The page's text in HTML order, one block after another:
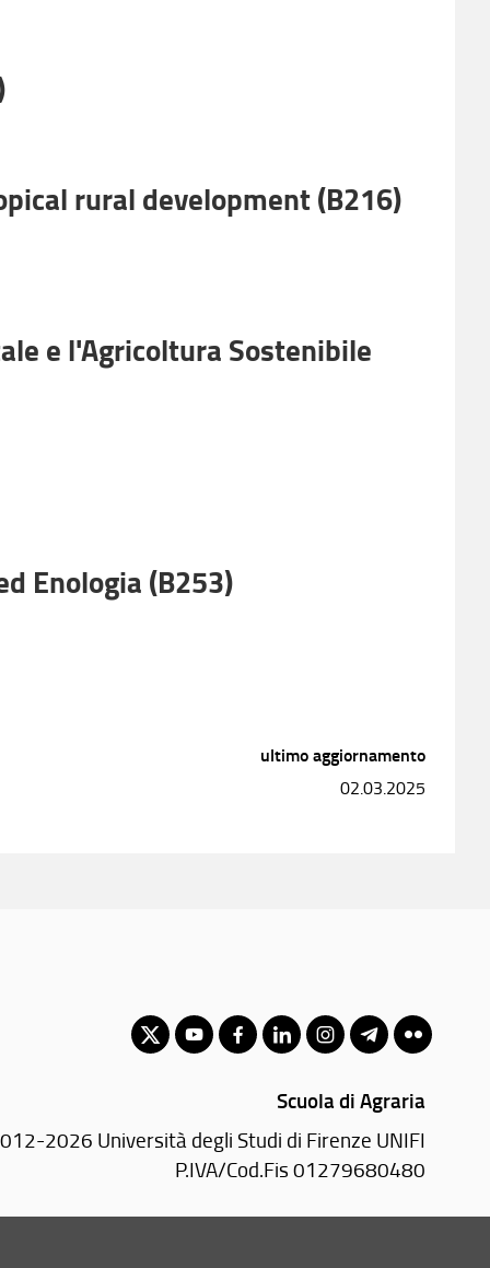
rural development (B216)
e l'Agricoltura Sostenibile
Enologia (B253)
ultimo aggiornamento
02.03.2025
Scuola di Agraria
2026 Università degli Studi di Firenze UNIFI
P.IVA/Cod.Fis 01279680480